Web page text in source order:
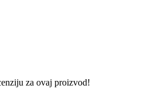
za ovaj proizvod!